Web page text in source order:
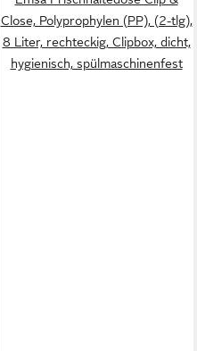
Close, Polyprophylen (PP), (2-tlg),
8 Liter, rechteckig, Clipbox, dicht,
hygienisch, spülmaschinenfest